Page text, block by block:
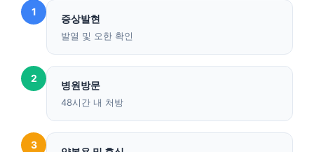
1
증상발현
발열 및 오한 확인
2
병원방문
48시간 내 처방
3